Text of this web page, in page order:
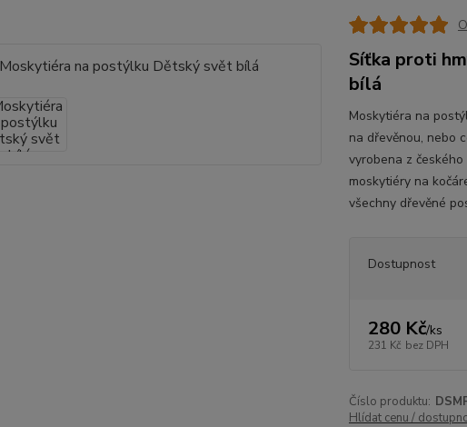
Síťka proti
bílá
Moskytiéra na
na dřevěnou, nebo
vyrobena z
moskytiéry na
všechny dřevěné
Dostupnost
280 Kč/ks
231 Kč bez DPH
Číslo produktu:
Hlídat cenu /